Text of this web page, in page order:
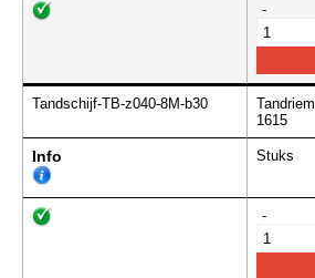
-
Tandschijf-TB-z040-8M-b30
1615
Info Stuks
-